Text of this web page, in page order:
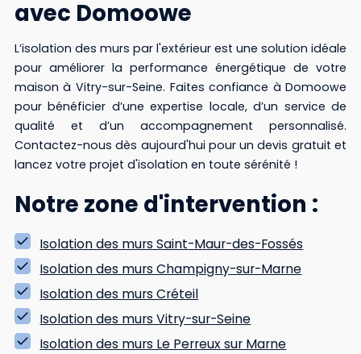
avec Domoowe
L’isolation des murs par l'extérieur est une solution idéale
pour améliorer la performance énergétique de votre
maison à Vitry-sur-Seine. Faites confiance à Domoowe
pour bénéficier d’une expertise locale, d’un service de
qualité et d’un accompagnement personnalisé.
Contactez-nous dès aujourd'hui pour un devis gratuit et
lancez votre projet d'isolation en toute sérénité !
Notre zone d'intervention :
Isolation des murs Saint-Maur-des-Fossés
Isolation des murs Champigny-sur-Marne
Isolation des murs Créteil
Isolation des murs Vitry-sur-Seine
Isolation des murs Le Perreux sur Marne